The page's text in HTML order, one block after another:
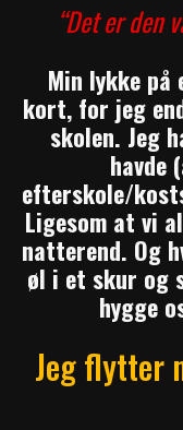
“Det er den
Min lykke
kort, for jeg
skolen. Jeg
havde
efterskole/
Ligesom at vi
natterend. Og
øl i et skur og
hygge
Jeg flytter